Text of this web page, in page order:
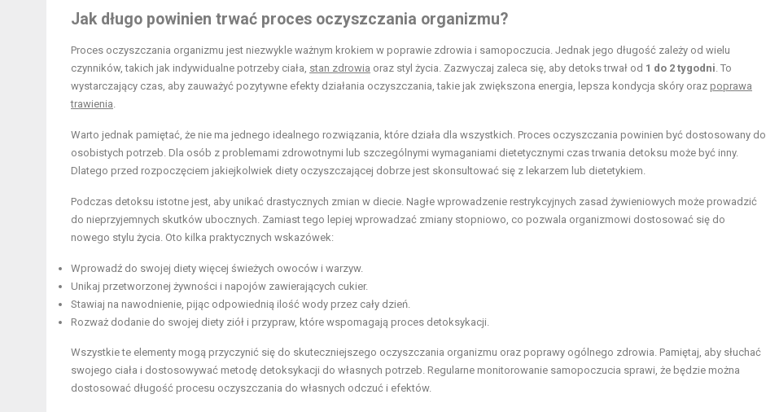
Jak długo powinien trwać proces oczyszczania organizmu?
Proces oczyszczania organizmu jest niezwykle ważnym krokiem w poprawie zdrowia i samopoczucia. Jednak jego długość zależy od wielu
czynników, takich jak indywidualne potrzeby ciała, stan zdrowia oraz styl życia. Zazwyczaj zaleca się, aby detoks trwał od 1 do 2 tygodni. To
wystarczający czas, aby zauważyć pozytywne efekty działania oczyszczania, takie jak zwiększona energia, lepsza kondycja skóry oraz poprawa
trawienia.
Warto jednak pamiętać, że nie ma jednego idealnego rozwiązania, które działa dla wszystkich. Proces oczyszczania powinien być dostosowany do
osobistych potrzeb. Dla osób z problemami zdrowotnymi lub szczególnymi wymaganiami dietetycznymi czas trwania detoksu może być inny.
Dlatego przed rozpoczęciem jakiejkolwiek diety oczyszczającej dobrze jest skonsultować się z lekarzem lub dietetykiem.
Podczas detoksu istotne jest, aby unikać drastycznych zmian w diecie. Nagłe wprowadzenie restrykcyjnych zasad żywieniowych może prowadzić
do nieprzyjemnych skutków ubocznych. Zamiast tego lepiej wprowadzać zmiany stopniowo, co pozwala organizmowi dostosować się do
nowego stylu życia. Oto kilka praktycznych wskazówek:
Wprowadź do swojej diety więcej świeżych owoców i warzyw.
Unikaj przetworzonej żywności i napojów zawierających cukier.
Stawiaj na nawodnienie, pijąc odpowiednią ilość wody przez cały dzień.
Rozważ dodanie do swojej diety ziół i przypraw, które wspomagają proces detoksykacji.
Wszystkie te elementy mogą przyczynić się do skuteczniejszego oczyszczania organizmu oraz poprawy ogólnego zdrowia. Pamiętaj, aby słuchać
swojego ciała i dostosowywać metodę detoksykacji do własnych potrzeb. Regularne monitorowanie samopoczucia sprawi, że będzie można
dostosować długość procesu oczyszczania do własnych odczuć i efektów.